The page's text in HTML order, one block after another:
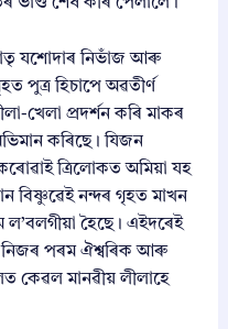
ভাণ্ড শেষ কৰি পেলালে।
যশোদাৰ নিভাঁজ আৰু
পুত্ৰ হিচাপে অৱতীৰ্ণ
খেলা প্ৰদৰ্শন কৰি মাকৰ
কৰিছে। যিজন
ত্ৰিলোকত অমিয়া যহ
বিষ্ণুৱেই নন্দৰ গৃহত মাখন
ল’বলগীয়া হৈছে। এইদৰেই
নিজৰ পৰম ঐশ্বৰিক আৰু
কেৱল মানৱীয় লীলাহে